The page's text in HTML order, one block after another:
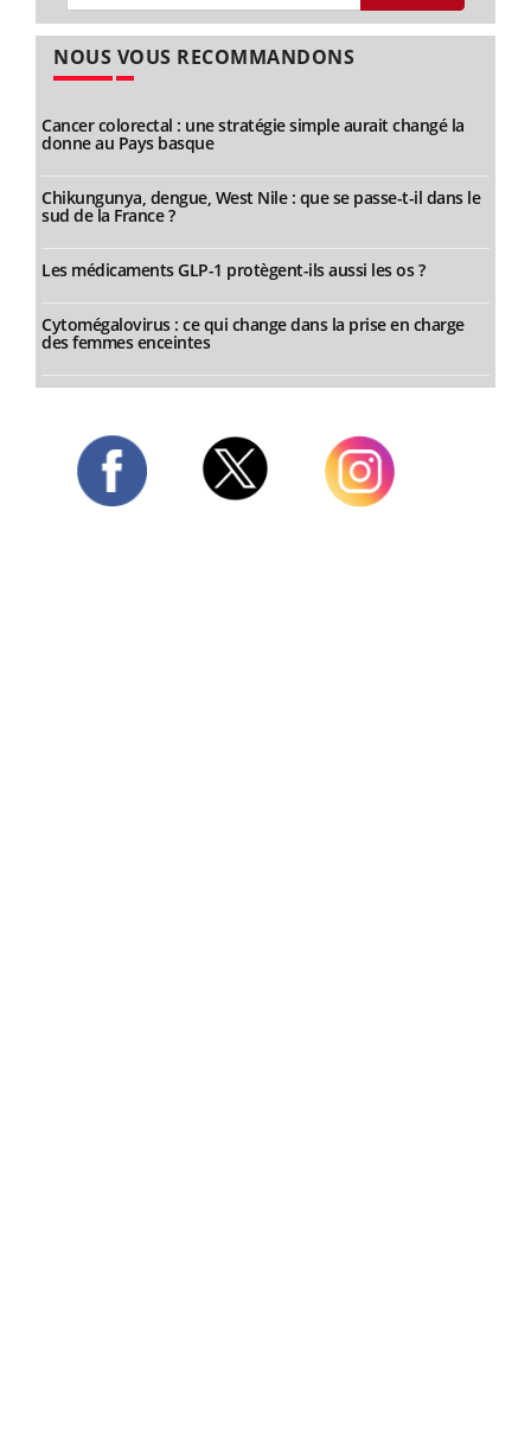
NOUS VOUS RECOMMANDONS
Cancer colorectal : une stratégie simple aurait changé la
donne au Pays basque
Chikungunya, dengue, West Nile : que se passe-t-il dans le
sud de la France ?
Les médicaments GLP-1 protègent-ils aussi les os ?
Cytomégalovirus : ce qui change dans la prise en charge
des femmes enceintes